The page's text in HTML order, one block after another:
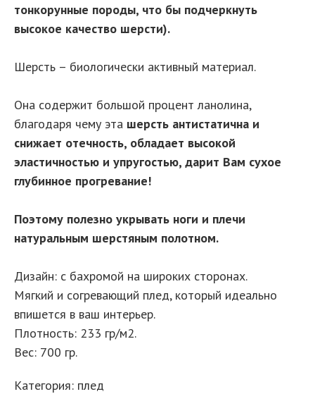
тонкорунные породы, что бы подчеркнуть
высокое качество шерсти).
Шерсть – биологически активный материал.
Она содержит большой процент ланолина,
благодаря чему эта шерсть антистатична и
снижает отечность, обладает высокой
эластичностью и упругостью, дарит Вам сухое
глубинное прогревание!
Поэтому полезно укрывать ноги и плечи
натуральным шерстяным полотном.
Дизайн: с бахромой на широких сторонах.
Мягкий и согревающий плед, который идеально
впишется в ваш интерьер.
Плотность: 233 гр/м2.
Вес: 700 гр.
Категория: плед